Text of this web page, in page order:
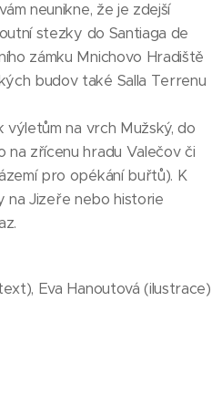
neunikne, že je zdejší
stezky do Santiaga de
zámku Mnichovo Hradiště
budov také Salla Terrenu
na vrch Mužský, do
zřícenu hradu Valečov či
pro opékání buřtů). K
na Jizeře nebo historie
Eva Hanoutová (ilustrace)